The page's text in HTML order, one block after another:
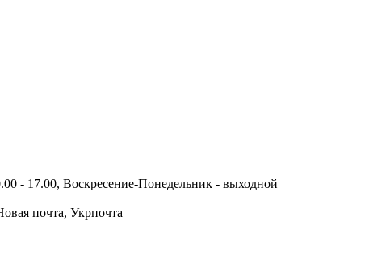
- 17.00, Воскресение-Понедельник - выходной
почта, Укрпочта